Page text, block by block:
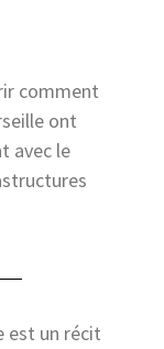
comment
ont
avec le
est un récit